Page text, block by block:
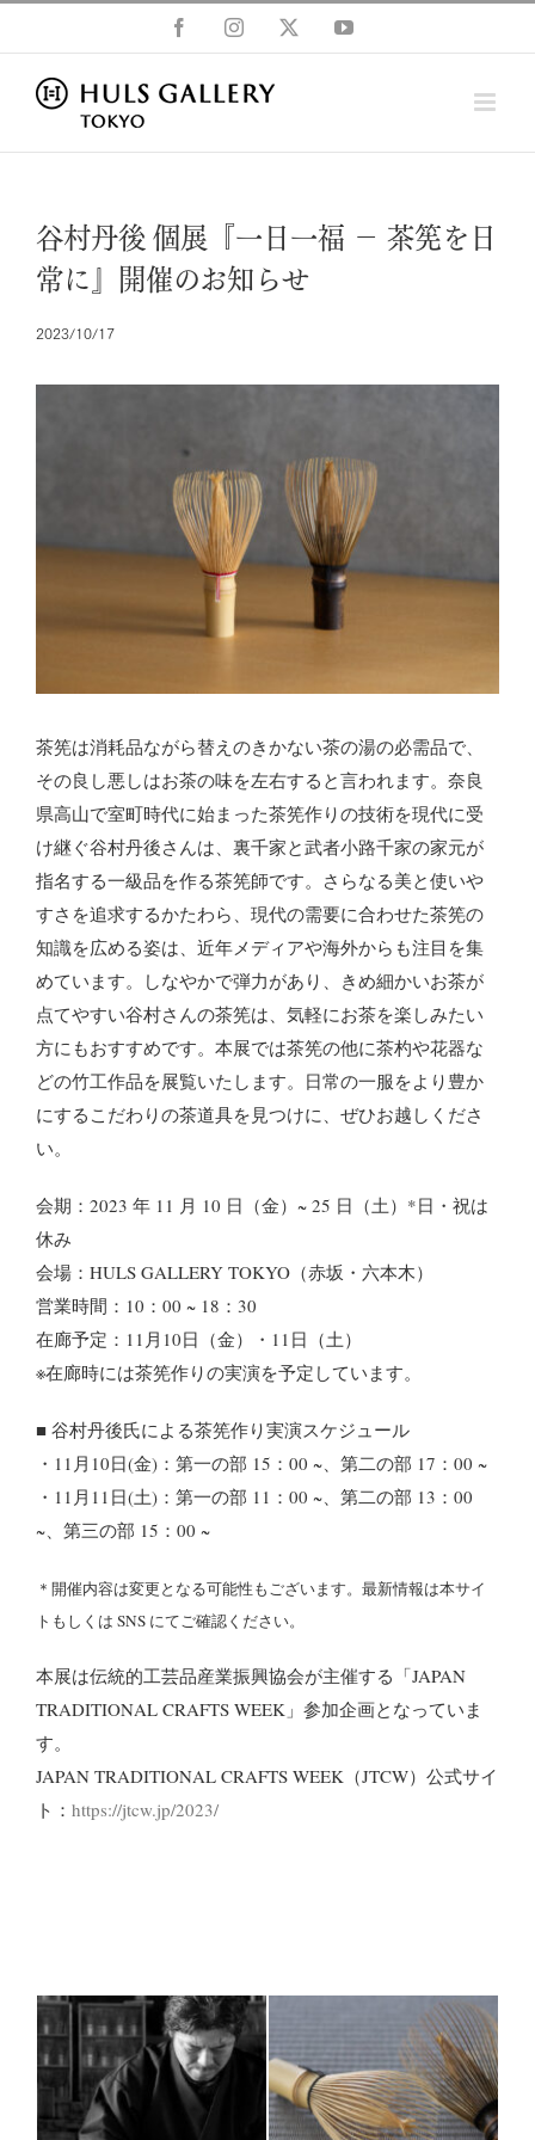
to
content
FacebookInstagram YouTube
谷村丹後 個展『一日一福 － 茶筅を日
常に』開催のお知らせ
2023/10/17
茶筅は消耗品ながら替えのきかない茶の湯の必需品で、
その良し悪しはお茶の味を左右すると言われます。 奈良
県高山で室町時代に始まった茶筅作りの技術を現代に受
け継ぐ谷村丹後さんは、裏千家と武者小路千家の家元が
指名する一級品を作る茶筅師です。さらなる美と使いや
すさを追求するかたわら、現代の需要に合わせた茶筅の
知識を広める姿は、近年メディアや海外からも注目を集
めています。
しなやかで弾力があり、きめ細かいお茶が
点てやすい谷村さんの茶筅は、気軽にお茶を楽しみたい
方にもおすすめです。 本展では茶筅の他に茶杓や花器な
どの竹工作品を展覧いたします。 日常の一服をより豊か
にするこだわりの茶道具を見つけに、ぜひお越しくださ
い。
会期：2023 年 11 月 10 日（金）~ 25 日（土）*日・祝は
休み
会場：HULS GALLERY TOKYO（赤坂・六本木）
営業時間：10：00 ~ 18：30
在廊予定：11月10日（金）・11日（土）
※在廊時には茶筅作りの実演を予定しています。
■ 谷村丹後氏による茶筅作り実演スケジュール
・11月10日(金)： 第一の部 15：00 ~、第二の部 17：00 ~
・11月11日(土)： 第一の部 11：00 ~、第二の部 13：00
~、第三の部 15：00 ~
＊開催内容は変更となる可能性もございます。最新情報は本サイ
トもしくは SNS にてご確認ください。
本展は伝統的工芸品産業振興協会が主催する「JAPAN
TRADITIONAL CRAFTS WEEK」参加企画となっていま
す。
JAPAN TRADITIONAL CRAFTS WEEK（JTCW）公式サイ
ト： https://jtcw.jp/2023/